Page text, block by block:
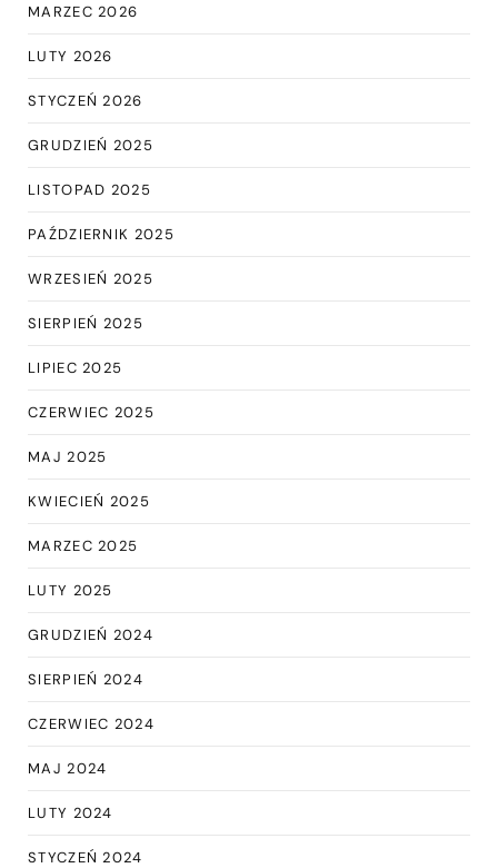
MARZEC 2026
LUTY 2026
STYCZEŃ 2026
GRUDZIEŃ 2025
LISTOPAD 2025
PAŹDZIERNIK 2025
WRZESIEŃ 2025
SIERPIEŃ 2025
LIPIEC 2025
CZERWIEC 2025
MAJ 2025
KWIECIEŃ 2025
MARZEC 2025
LUTY 2025
GRUDZIEŃ 2024
SIERPIEŃ 2024
CZERWIEC 2024
MAJ 2024
LUTY 2024
STYCZEŃ 2024